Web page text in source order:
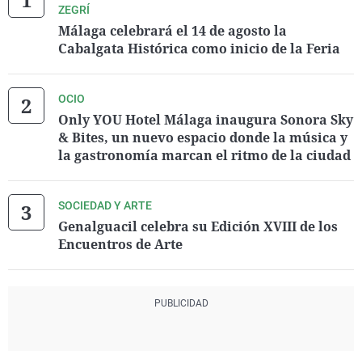
ZEGRÍ
Málaga celebrará el 14 de agosto la
Cabalgata Histórica como inicio de la Feria
OCIO
Only YOU Hotel Málaga inaugura Sonora Sky
& Bites, un nuevo espacio donde la música y
la gastronomía marcan el ritmo de la ciudad
SOCIEDAD Y ARTE
Genalguacil celebra su Edición XVIII de los
Encuentros de Arte